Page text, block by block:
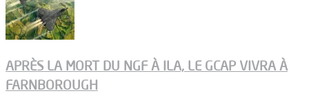
APRÈS LA MORT DU NGF À ILA, LE GCAP VIVRA À
FARNBOROUGH